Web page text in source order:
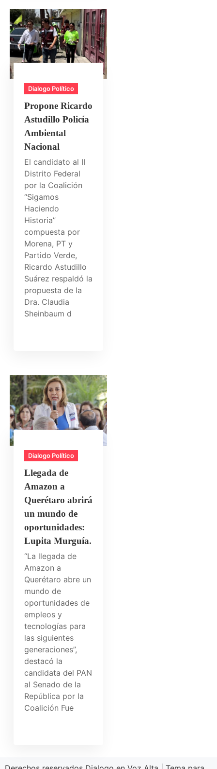
Dialogo Político
Propone Ricardo
Astudillo Policía
Ambiental
Nacional
El candidato al II
Distrito Federal
por la Coalición
“Sigamos
Haciendo
Historia”
compuesta por
Morena, PT y
Partido Verde,
Ricardo Astudillo
Suárez respaldó la
propuesta de la
Dra. Claudia
Sheinbaum d
Dialogo Político
Llegada de
Amazon a
Querétaro abrirá
un mundo de
oportunidades:
Lupita Murguía.
“La llegada de
Amazon a
Querétaro abre un
mundo de
oportunidades de
empleos y
tecnologías para
las siguientes
generaciones”,
destacó la
candidata del PAN
al Senado de la
República por la
Coalición Fue